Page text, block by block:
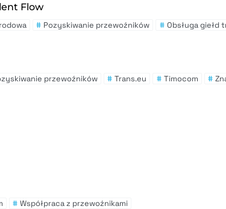
Flow
# Pozyskiwanie przewoźników # Obsługa
przewoźników # Trans.eu # Timocom #
# Współpraca z przewoźnikami